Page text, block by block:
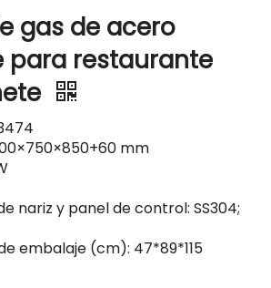
gas de acero
para restaurante
mm
nariz y panel de control: SS304;
embalaje (cm): 47*89*115